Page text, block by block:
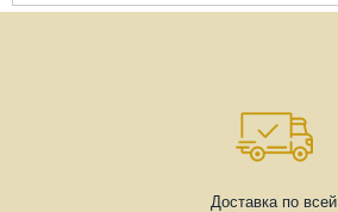
Доставка по всей